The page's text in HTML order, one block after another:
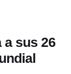
a sus 26